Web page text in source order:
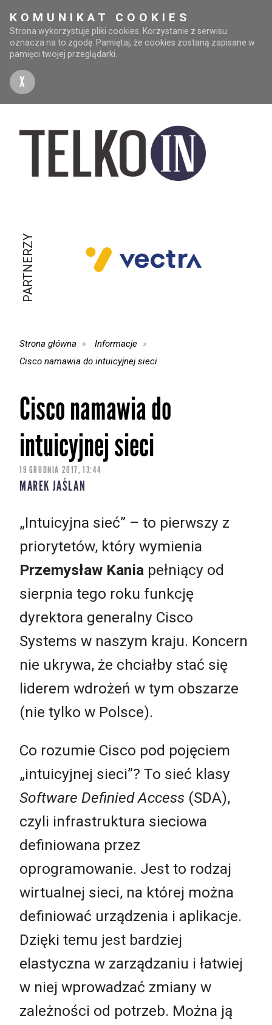
KOMUNIKAT COOKIES
Strona wykorzystuje pliki cookies. Korzystanie z serwisu
oznacza na to zgodę. Pamiętaj, że cookies zostaną zapisane w
pamięci twojej przeglądarki.
X
PARTNERZY
Strona główna
Informacje
Cisco namawia do intuicyjnej sieci
Cisco namawia do
intuicyjnej sieci
19 GRUDNIA 2017, 13:44
MAREK JAŚLAN
„Intuicyjna sieć” – to pierwszy z
priorytetów, który wymienia
Przemysław Kania pełniący od
sierpnia tego roku funkcję
dyrektora generalny Cisco
Systems w naszym kraju. Koncern
nie ukrywa, że chciałby stać się
liderem wdrożeń w tym obszarze
(nie tylko w Polsce).
Co rozumie Cisco pod pojęciem
„intuicyjnej sieci”? To sieć klasy
Software Definied Access (SDA),
czyli infrastruktura sieciowa
definiowana przez
oprogramowanie. Jest to rodzaj
wirtualnej sieci, na której można
definiować urządzenia i aplikacje.
Dzięki temu jest bardziej
elastyczna w zarządzaniu i łatwiej
w niej wprowadzać zmiany w
zależności od potrzeb. Można ją